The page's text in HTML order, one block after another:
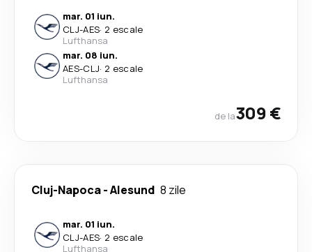
mar. 01 iun.
CLJ-AES· 2 escale
Lufthansa
mar. 08 iun.
AES-CLJ· 2 escale
Lufthansa
de la309 €
Cluj-Napoca-Alesund 8 zile
mar. 01 iun.
CLJ-AES· 2 escale
Lufthansa